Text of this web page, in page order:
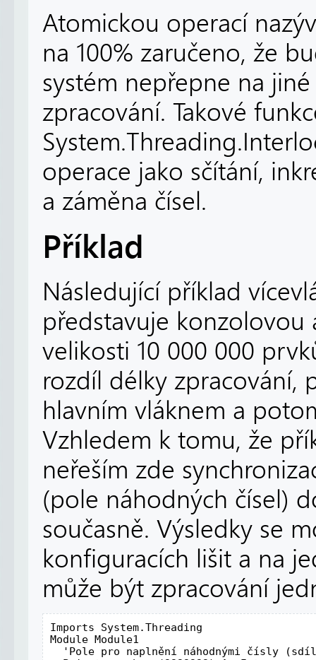
Atomickou operací
na 100% zaručeno, že
systém nepřepne na
zpracování. Takové
operace jako sčítání,
a záměna čísel.
Příklad
Následující příklad
představuje
velikosti 10 000 000
rozdíl délky zpracování,
hlavním vláknem a
Vzhledem k tomu, že
neřeším zde
(pole náhodných čísel)
současně. Výsledky se
konfiguracích lišit a na
může být zpracování
Imports System.Threading
Module Module1
'Pole pro naplnění náhodnými čísly